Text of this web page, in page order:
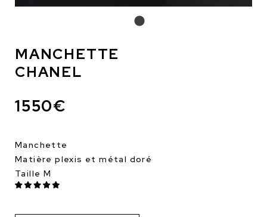
MANCHETTE
CHANEL
1550€
Manchette
Matière plexis et métal doré
Taille M